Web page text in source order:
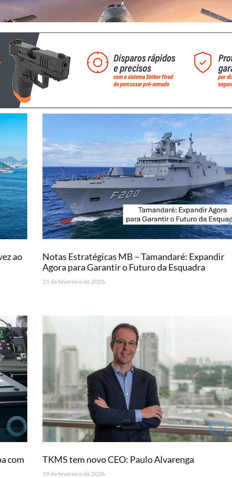
ao
Notas Estratégicas MB – Tamandaré: Expandir
Agora para Garantir o Futuro da Esquadra
21 de fevereiro de 2026
com
TKMS tem novo CEO: Paulo Alvarenga
19 de fevereiro de 2026